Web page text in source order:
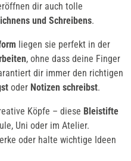
dir auch tolle
und Schreibens.
liegen sie perfekt in der
, ohne dass deine Finger
dir immer den richtigen
oder Notizen schreibst.
Köpfe – diese Bleistifte
Uni oder im Atelier.
oder halte wichtige Ideen